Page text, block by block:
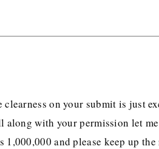
on your submit is just
with your permission let
and please keep up